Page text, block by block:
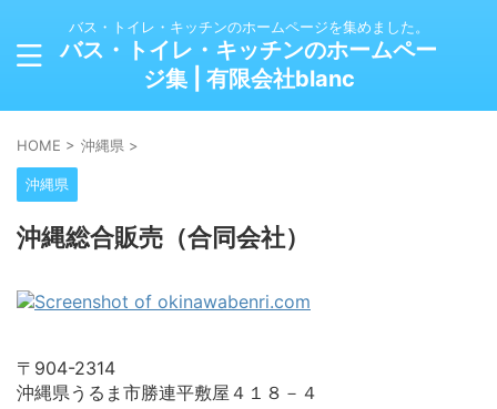
バス・トイレ・キッチンのホームページを集めました。
バス・トイレ・キッチンのホームペー
ジ集 | 有限会社blanc
HOME > 沖縄県 >
沖縄県
沖縄総合販売（合同会社）
〒904-2314
沖縄県うるま市勝連平敷屋４１８－４